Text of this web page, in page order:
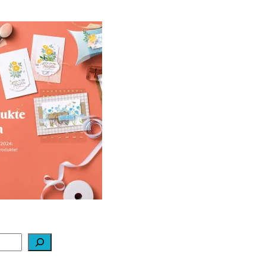
a-bration 2024
Stampin‘ Up!
Februar 2024